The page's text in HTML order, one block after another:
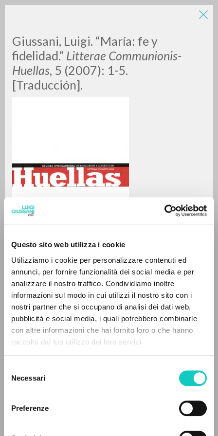
Questo sito web utilizza i cookie
Utilizziamo i cookie per personalizzare contenuti ed
annunci, per fornire funzionalità dei social media e per
analizzare il nostro traffico. Condividiamo inoltre
informazioni sul modo in cui utilizzi il nostro sito con i
nostri partner che si occupano di analisi dei dati web,
pubblicità e social media, i quali potrebbero combinarle
con altre informazioni che hai fornito loro o che hanno
raccolto dal tuo utilizzo dei loro servizi.
delNecessari
Preferenze
Giussani, Luigi. “María: fe y
fidelidad.” Litterae Communionis-
Huellas, 5 (2007): 1-5.
[Traducción].
Giussani LuigiAuthor
Spanish
Litterae Communionis-Huellas
2007
Pages: 5
LUIGI
GIUSSANI
0RESULTS FOUND
MORE RESULTS